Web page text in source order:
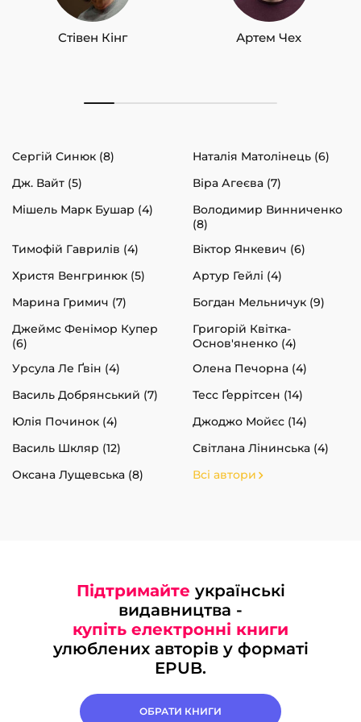
Стівен Кінг Артем Чех
Сергій Синюк (8)
Наталія Матолінець (6)
Дж. Вайт (5)
Віра Агеєва (7)
Мішель Марк Бушар (4)
Володимир Винниченко
(8)
Тимофій Гаврилів (4)
Віктор Янкевич (6)
Христя Венгринюк (5)
Артур Гейлі (4)
Марина Гримич (7)
Богдан Мельничук (9)
Джеймс Фенімор Купер
(6)
Григорій Квітка-
Основ'яненко (4)
Урсула Ле Ґвін (4)
Олена Печорна (4)
Василь Добрянський (7)
Тесс Ґеррітсен (14)
Юлія Починок (4)
Джоджо Мойєс (14)
Василь Шкляр (12)
Світлана Лінинська (4)
Оксана Лущевська (8)
Всі автори
Підтримайте українські
видавництва -
купіть електронні книги
улюблених авторів у форматі
EPUB.
ОБРАТИ КНИГИ